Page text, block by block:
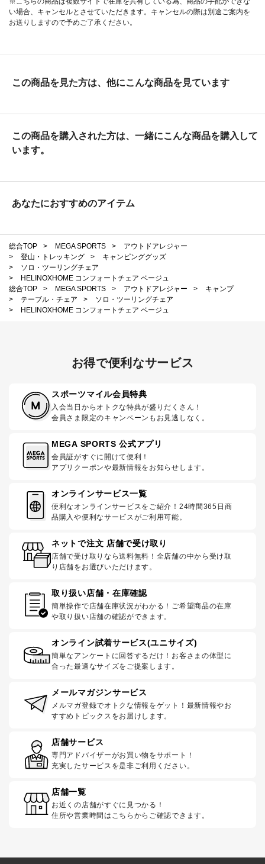
い場合、キャンセルとさせていただきます。キャンセルの際は別途ご案内を
お送りしますので予めご了承ください。
この商品を見た方は、他にこんな商品を見ています
この商品を購入された方は、一緒にこんな商品を購入して
います。
あなたにおすすめのアイテム
総合TOP > MEGA SPORTS >
アウトドアレジャー
>
登山・トレッキング >
キャンピンググッズ
>
ソロ・ツーリングチェア
>
HELINOXHOME コンフォートチェア ベージュ
総合TOP
> MEGA SPORTS > アウトドアレジャー >
キャンプ
>
テーブル・チェア >
ソロ・ツーリングチェア
>
HELINOXHOME コンフォートチェア ベージュ
お得で便利なサービス
スポーツマイル会員特典
入会当日からオトクな特典が盛りだくさん！
会員さま限定のキャンペーンもお見逃しなく。
MEGA SPORTS 公式アプリ
会員証がすぐに開けて便利！
アプリクーポンや最新情報をお知らせします。
オンラインサービス一覧
便利なオンラインサービスをご紹介！24時間365日商
品購入や便利なサービスがご利用可能。
ネットで注文 店舗で受け取り
店舗で受け取りなら送料無料！全店舗の中から受け取
り店舗をお選びいただけます。
取り扱い店舗・在庫確認
簡単操作で店舗在庫状況がわかる！ご希望商品の在庫
や取り扱い店舗の確認ができます。
オンライン試着サービス(ユニサイズ)
簡単なアンケートに回答するだけ！お客さまの体型に
合った最適なサイズをご提案します。
メールマガジンサービス
メルマガ登録でオトクな情報をゲット！最新情報やお
すすめトピックスをお届けします。
店舗サービス
専門アドバイザーがお買い物をサポート！
充実したサービスを是非ご利用ください。
店舗一覧
お近くの店舗がすぐに見つかる！
住所や営業時間はこちらからご確認できます。